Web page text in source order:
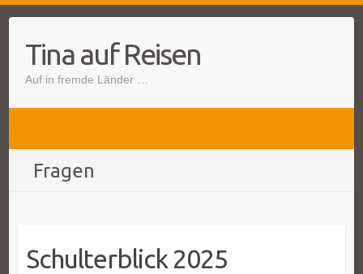
Tina auf Reisen
Auf in fremde Länder …
Fragen
Schulterblick 2025